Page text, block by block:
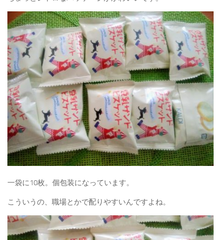
一袋に10枚。個包装になっています。
こういうの、職場とかで配りやすいんですよね。